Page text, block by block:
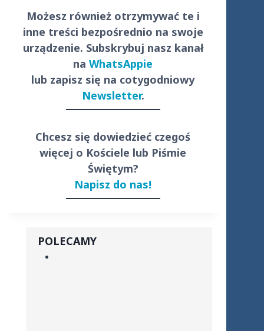
Możesz również otrzymywać te i
inne treści bezpośrednio na swoje
urządzenie. Subskrybuj nasz kanał
naWhatsAppie
lub zapisz się na cotygodniowy
Newsletter.
Chcesz się dowiedzieć czegoś
więcej o Kościele lub Piśmie
Świętym?
Napisz do nas!
POLECAMY